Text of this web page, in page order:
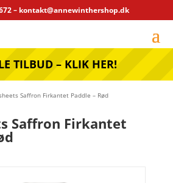
– kontakt@annewinthershop.dk
TILBUD – KLIK HER!
Saffron Firkantet Paddle – Rød
Saffron Firkantet